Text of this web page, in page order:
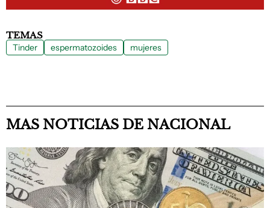
TEMAS
Tinder espermatozoides mujeres
MAS NOTICIAS DE NACIONAL